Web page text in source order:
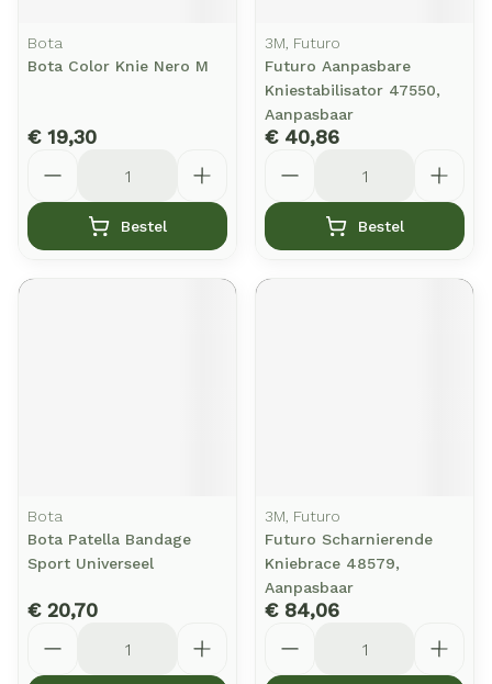
Bota
Bota Color Knie Nero M
€ 19,30
Bestel
3M, Futuro
Futuro Aanpasbare
Kniestabilisator 47550,
Aanpasbaar
€ 40,86
Bestel
Bota
Bota Patella Bandage
Sport Universeel
€ 20,70
3M, Futuro
Futuro Scharnierende
Kniebrace 48579,
Aanpasbaar
€ 84,06